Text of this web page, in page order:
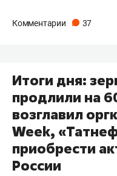
Комментарии 37
Итоги дня:
продлили на
возглавил
Week,
приобрести
России